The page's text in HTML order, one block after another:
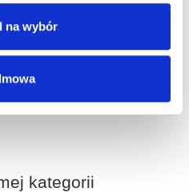
na wybór
przezWygodne Zwroty
kategorii